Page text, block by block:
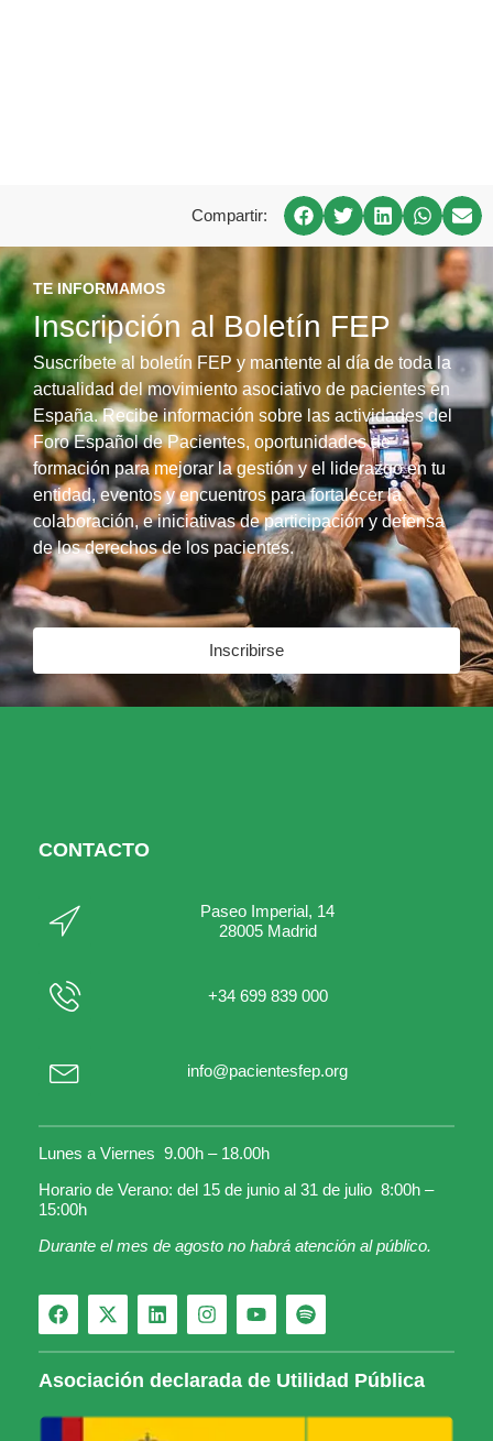
Compartir:
TE INFORMAMOS
Inscripción al Boletín FEP
Suscríbete al boletín FEP y mantente al día de toda la
actualidad del movimiento asociativo de pacientes en
España. Recibe información sobre las actividades del
Foro Español de Pacientes, oportunidades de
formación para mejorar la gestión y el liderazgo en tu
entidad, eventos y encuentros para fortalecer la
colaboración, e iniciativas de participación y defensa
de los derechos de los pacientes.
Inscribirse
CONTACTO
Paseo Imperial, 14
28005 Madrid
+34 699 839 000
info@pacientesfep.org
Lunes a Viernes 9.00h – 18.00h
Horario de Verano: del 15 de junio al 31 de julio 8:00h –
15:00h
Durante el mes de agosto no habrá atención al público.
Asociación declarada de Utilidad Pública